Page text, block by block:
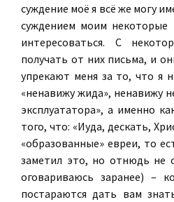
суждение моё я всё же могу
суждением моим некоторые
интересоваться. С
получать от них письма, и
упрекают меня за то, что я
«ненавижу жида», ненавижу
эксплуататора», а именно
того, что: «Иуда, дескать,
«образованные» евреи, то
заметил это, но отнюдь не
оговариваюсь заранее) –
постараются дать вам